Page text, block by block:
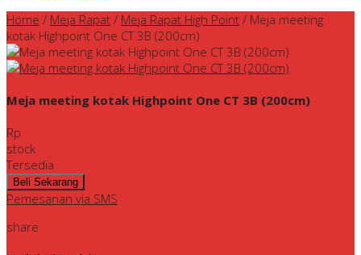
Home / Meja Rapat / Meja Rapat High Point / Meja meeting
kotak Highpoint One CT 3B (200cm)
Meja meeting kotak Highpoint One CT 3B (200cm)
Rp
stock
Tersedia
Pemesanan via SMS
share